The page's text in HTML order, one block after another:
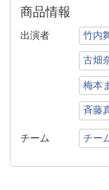
商品情報
出演者 竹内
古畑
梅本
斉藤
チーム チー